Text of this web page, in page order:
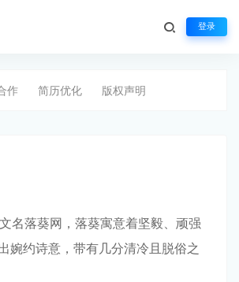
登录
作 简历优化 版权声明
名落葵网，落葵寓意着坚毅、顽强
婉约诗意，带有几分清冷且脱俗之